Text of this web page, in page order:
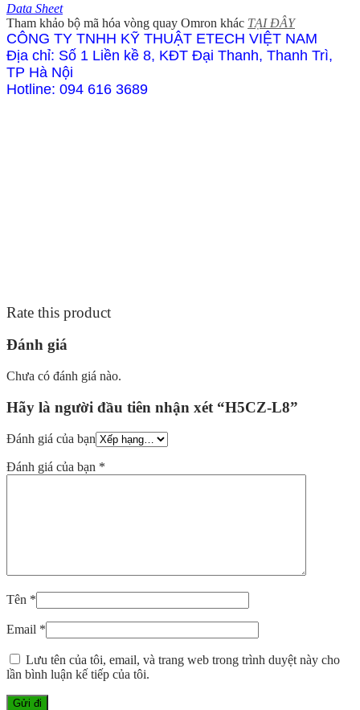
Data Sheet
Tham khảo bộ mã hóa vòng quay Omron khác TẠI ĐÂY
CÔNG TY TNHH KỸ THUẬT ETECH VIỆT NAM
Địa chỉ: Số 1 Liền kề 8, KĐT Đại Thanh, Thanh Trì,
TP Hà Nội
Hotline: 094 616 3689
Rate this product
Đánh giá
Chưa có đánh giá nào.
Hãy là người đầu tiên nhận xét “H5CZ-L8”
Đánh giá của bạn
Đánh giá của bạn *
Tên *
Email *
Lưu tên của tôi, email, và trang web trong trình duyệt này cho
lần bình luận kế tiếp của tôi.